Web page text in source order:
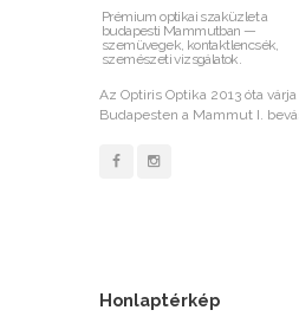
Prémium optikai szaküzlet a
budapesti Mammutban —
szemüvegek, kontaktlencsék,
szemészeti vizsgálatok.
Az Optiris Optika 2013 óta
Budapesten a Mammut I.
Honlaptérkép